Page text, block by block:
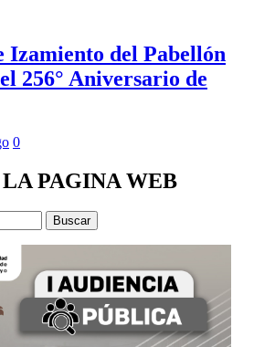
Izamiento del Pabellón
256° Aniversario de
0
PAGINA WEB